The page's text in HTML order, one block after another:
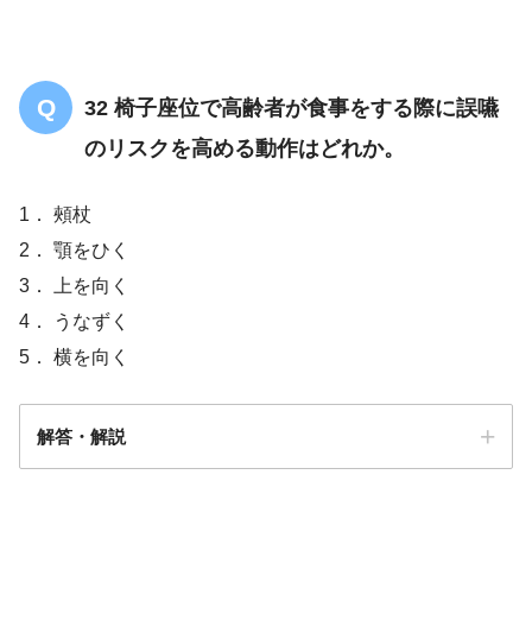
32 椅子座位で高齢者が食事をする際に誤嚥
のリスクを高める動作はどれか。
1． 頰杖
2． 顎をひく
3． 上を向く
4． うなずく
5． 横を向く
解答・解説